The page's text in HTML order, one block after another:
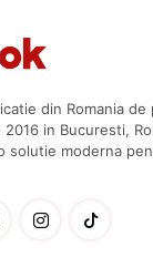
din Romania
in Bucuresti,
solutie moderna